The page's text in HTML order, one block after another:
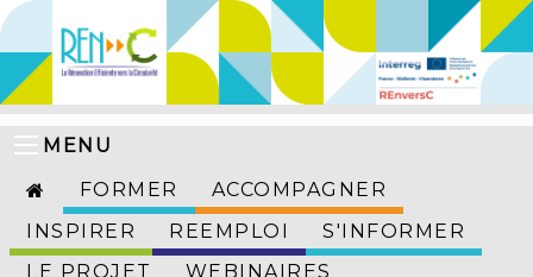
MENU
FORMER
ACCOMPAGNER
INSPIRER
REEMPLOI
S'INFORMER
LE PROJET
WEBINAIRES